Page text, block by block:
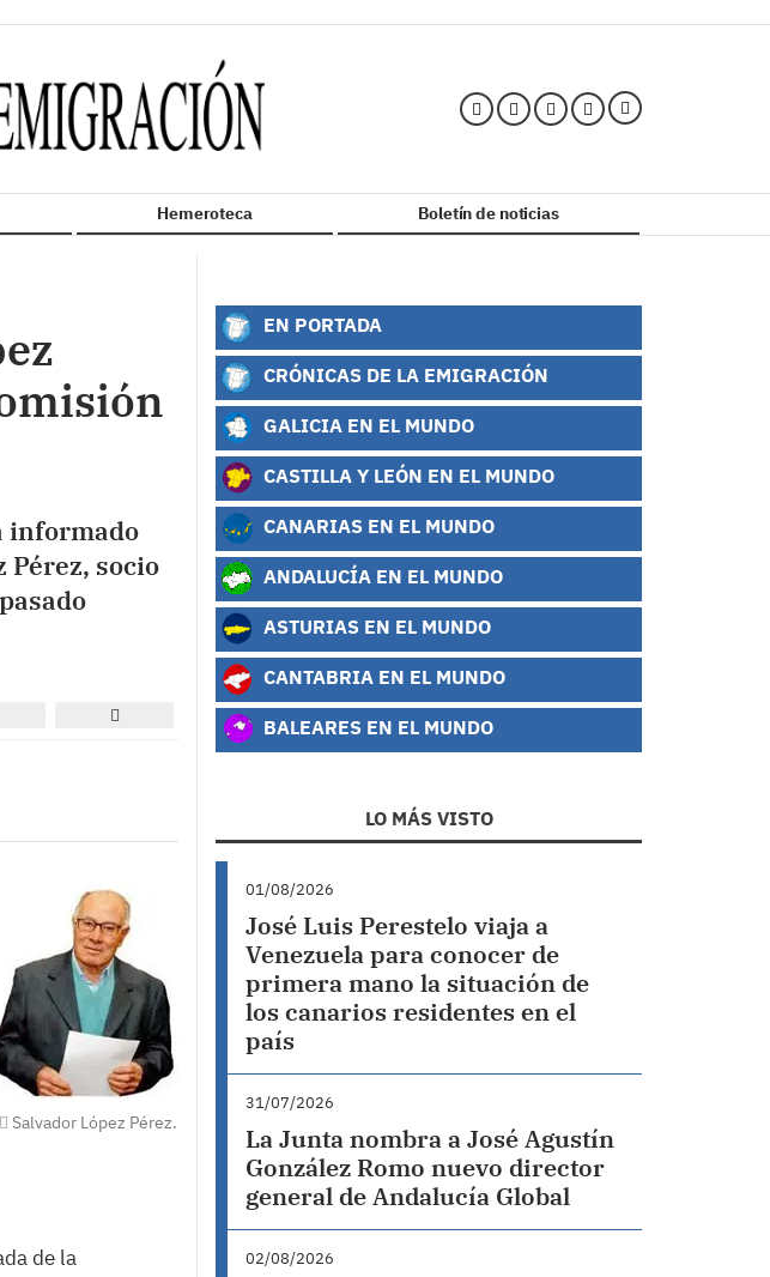
Hemeroteca Boletín de noticias
informado
Pérez, socio
Salvador López Pérez.
de la
EN PORTADA
CRÓNICAS DE LA EMIGRACIÓN
GALICIA EN EL MUNDO
CASTILLA Y LEÓN EN EL MUNDO
CANARIAS EN EL MUNDO
ANDALUCÍA EN EL MUNDO
ASTURIAS EN EL MUNDO
CANTABRIA EN EL MUNDO
BALEARES EN EL MUNDO
LO MÁS VISTO
01/08/2026
José Luis Perestelo viaja a
Venezuela para conocer de
primera mano la situación de
los canarios residentes en el
país
31/07/2026
La Junta nombra a José Agustín
González Romo nuevo director
general de Andalucía Global
02/08/2026